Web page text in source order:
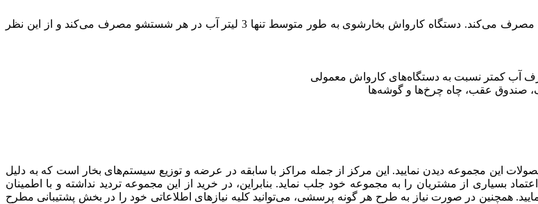
مصرف آب کم: چرا که یک کارواش به طور متوسط ​​برای هر خودرو 353 لیتر آب مصرف می‌کند. دستگاه کارواش بخارشوی به طور متوسط ​​تنها 3 لیتر آب در هر شستشو مصرف می‌کند و از این نظر
آب کمتر نسبت به دستگاه‌های کارواش معمولی
صندوق عقب، چاه چرخ‌ها و گوشه‌ها
این مجموعه دیدن نمایید. این مرکز از جمله مراکز با سابقه در عرضه و توزیع سیستم‌های بخار است که به دلیل
بسیاری از مشتریان را به مجموعه خود جلب نماید. بنابراین، در خرید از این مجموعه تردید نداشته و با اطمینان
همچنین در صورت نیاز به طرح هر گونه پرسشی، می‌توانید کلیه نیازهای اطلاعاتی خود را در بخش پشتیبانی مطرح